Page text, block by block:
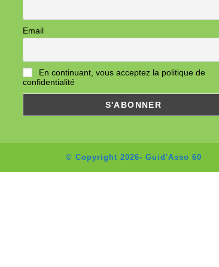
Email
En continuant, vous acceptez la politique de
confidentialité
© Copyright 2026- Guid'Asso 60